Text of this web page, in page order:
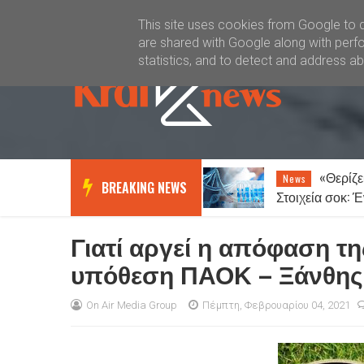
Καλώς ήλθατε Kral News
BREAKING NEWS
«Θερίζει» ο καρκίνος –
Στοιχεία σοκ: Ένας στους πέντε
ανθρώπους θα νοσήσει
News
14
Γιατί αργεί η απόφαση
υπόθεση ΠΑΟΚ – Ξάνθης
On Air Media Group Πέμπτη, Φεβρουαρίου 04, 2021
This site uses cookies from Google to
are shared with Google along with
statistics, and to detect and address